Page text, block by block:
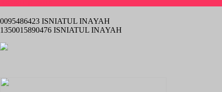
0095486423 ISNIATUL INAYAH
1350015890476 ISNIATUL INAYAH